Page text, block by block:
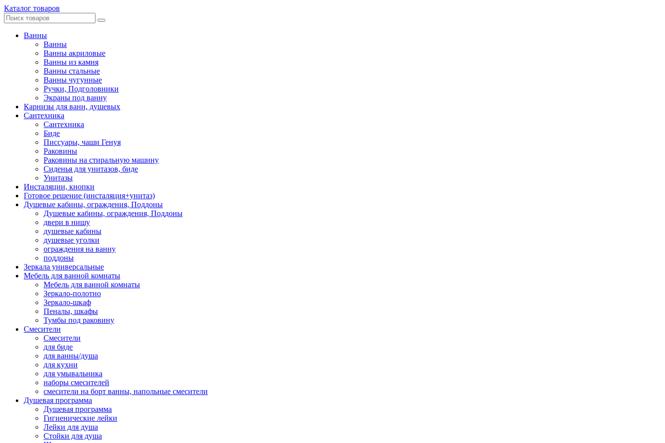
Каталог товаров
Ванны
Ванны
Ванны акриловые
Ванны из камня
Ванны стальные
Ванны чугунные
Ручки, Подголовники
Экраны под ванну
Карнизы для ванн, душевых
Сантехника
Сантехника
Биде
Писсуары, чаши Генуя
Раковины
Раковины на стиральную машину
Сиденья для унитазов, биде
Унитазы
Инсталяции, кнопки
Готовое решение (инсталяция+унитаз)
Душевые кабины, ограждения, Поддоны
Душевые кабины, ограждения, Поддоны
двери в нишу
душевые кабины
душевые уголки
ограждения на ванну
поддоны
Зеркала универсальные
Мебель для ванной комнаты
Мебель для ванной комнаты
Зеркало-полотно
Зеркало-шкаф
Пеналы, шкафы
Тумбы под раковину
Смесители
Смесители
для биде
для ванны/душа
для кухни
для умывальника
наборы смесителей
смесители на борт ванны, напольные смесители
Душевая программа
Душевая программа
Гигиенические лейки
Лейки для душа
Стойки для душа